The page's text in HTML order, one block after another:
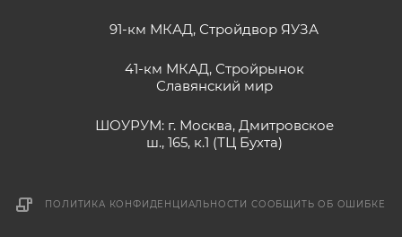
91-км МКАД, Стройдвор ЯУЗА
41-км МКАД, Стройрынок
Славянский мир
ШОУРУМ: г. Москва, Дмитровское
ш., 165, к.1 (ТЦ Бухта)
ПОЛИТИКА КОНФИДЕНЦИАЛЬНОСТИ СООБЩИТЬ ОБ ОШИБКЕ